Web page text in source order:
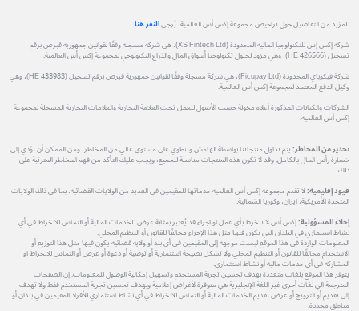
للمزيد من التفاصيل حول تراخيص مجموعة إكس أس العالمية، يُرجىالنقر هنا.
شركة إكس إس للتكنولوجيا المالية المحدودة (XS Fintech Ltd)، هي شركة مسجلة وفقًا لقوانين جمهورية قبرص برقم
تسجيل (HE 426566)، وهي مزود لحلول تكنولوجيا أسواق المال والذراع التكنولوجي لمجموعة إكس أس العالمية.
شركة فيكوباي المحدودة (Ficupay Ltd)، هي شركة مسجلة وفقًا لقوانين جمهورية قبرص برقم تسجيل (HE 433983)، وهي
وكيل الدفع المعتمد لمجموعة إكس أس العالمية.
الشركات والكيانات المذكورة أعلاه مخولة حسب الأصول للعمل تحت العلامة التجارية والعلامات التجارية المسجلة لمجموعة
إكس أس العالمية.
تحذير من المخاطر:يتم تداول منتجاتنا بواسطة الهامش وتنطوي على مستوى عالي من المخاطر، ومن الممكن أن تؤدي إلى
خسارة رأس المال بالكامل. وقد لا تكون هذه المنتجات مناسبة للجميع، ويجب عليك التأكد من فهم المخاطر المترتبة على
ذلك.
قيود إقليمية:لا تقدم مجموعة إكس أس العالمية خدماتها للمقيمين في العديد من الولايات القضائية، بما في ذلك الولايات
المتحدة الأمريكية، ايران، وكوريا الشمالية.
إخلاء المسؤولية:إكس أس لا تنخرط بأي عمل او اجراء قد يُعتبر بمثابة عرض للخدمات المالية أو التماس للانخراط في أي
نشاط استثماري في البلدان التي يكون فيها مثل هذا الإجراء مخالفًا للقانون أو التنظيم المحلي.
المعلومات الواردة في هذا الموقع ليست موجهة إلى المقيمين في أي بلد أو ولاية قضائية يكون فيها مثل هذا التوزيع أو
الاستخدام مخالفًا للقانون أو التنظيم المحلي ولا تشكل نصيحة استثمارية أو توصية أو دعوة أو عرض أو التماس للانخراط او
المشاركة في أي خدمات مالية أو نشاط استثماري.
يتوفر هذا الموقع بلغات متعددة بهدف تحسين تجربة المستخدم وتسهيل إمكانية الوصول للمعلومات. إن الصفحات
المترجمة الي لغات أخرى غير اللغة الإنجليزية هي متوفرة لأغراض إعلامية وبهدف تحسين تجربة المستخدم فقط ولا تهدف
إلى تقديم أو الترويج أو عرض تقديم الخدمات المالية أو التماس للانخراط في أي نشاط استثماري للأفراد المقيمين في بلدان أو
مناطق محددة.